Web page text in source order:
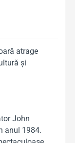
atrage
și
John
anul 1984.